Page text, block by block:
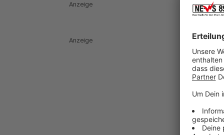
Anzeige
Anzeige